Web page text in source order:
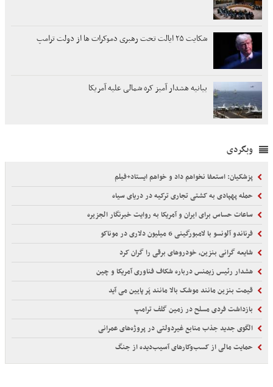
شکایت ۲۵ ایالت تحت رهبری دموکرات ها از دولت ترامپ
بیانیه هشدار آمیز کره شمالی علیه آمریکا
وبگردی
پزشکیان: استعفا نخواهم داد و خواهم ایستاد+فیلم
حمله پهپادی به کشتی تجاری ترکیه در دریای سیاه
ساعات حساس برای ایران و آمریکا به روایت خبرنگار الجزیره
فرناندو آلونسو با لامبورگینی 6 میلیون دلاری در موناکو
شایعه گرانی بنزین، خودروهای برقی را گران کرد
هشدار رئیس زیمنس درباره شکاف فناوری آمریکا و چین
قیمت بنزین مانند موشک بالا مانند پَر پایین می آید
بازداشت فردی مسلح در زمین گلف ترامپ
الگوی جدید جذب منابع غیردولتی در پروژه‌های عمرانی
حمایت مالی از کسب‌وکارهای آسیب‌دیده از جنگ